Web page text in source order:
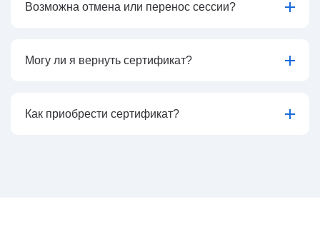
Возможна отмена или перенос сессии?
Могу ли я вернуть сертификат?
Как приобрести сертификат?